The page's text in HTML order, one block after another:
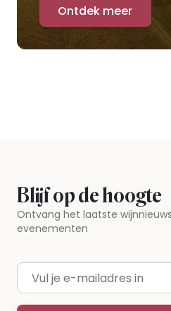
Ontdek meer
Blijf op de hoogte
Ontvang het laatste
evenementen
E-mailadres